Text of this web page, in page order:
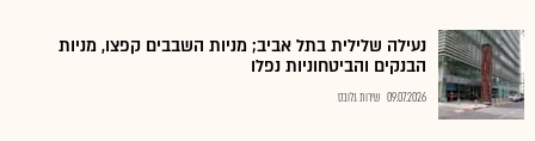
נעילה שלילית בתל אביב; מניות השבבים קפצו, מניות
הבנקים והביטחוניות נפלו
09.07.2026 שירות גלובס